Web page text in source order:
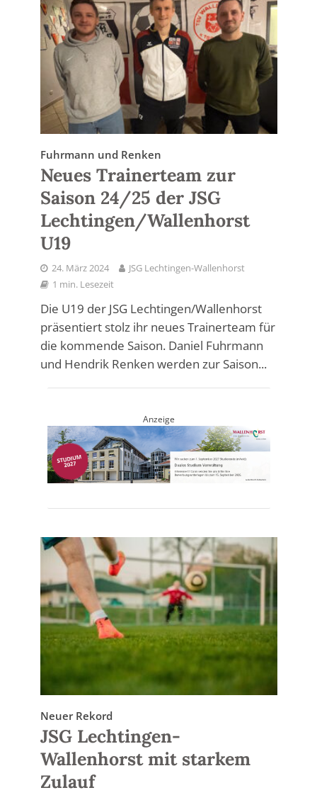
Fuhrmann und Renken
Neues Trainerteam zur
Saison 24/25 der JSG
Lechtingen/Wallenhorst
U19
24. März 2024
JSG Lechtingen-Wallenhorst
1 min. Lesezeit
Die U19 der JSG Lechtingen/Wallenhorst
präsentiert stolz ihr neues Trainerteam für
die kommende Saison. Daniel Fuhrmann
und Hendrik Renken werden zur Saison...
Anzeige
Neuer Rekord
JSG Lechtingen-
Wallenhorst mit starkem
Zulauf